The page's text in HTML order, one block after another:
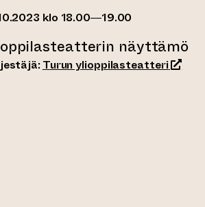
klo 18.00—19.00
näyttämö
Turun ylioppilasteatteri(siirtyy